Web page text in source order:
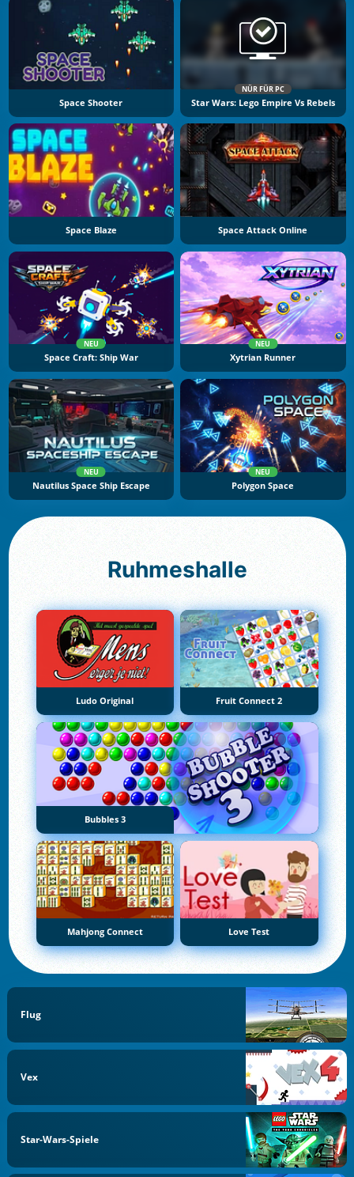
Space Shooter
NÜR FÜR PC
Star Wars: Lego Empire Vs Rebels
Space Blaze Space Attack Online
NEU
Space Craft: Ship War
NEU
Xytrian Runner
NEU
Nautilus Space Ship Escape
NEU
Polygon Space
Ruhmeshalle
Ludo Original Fruit Connect 2
Bubbles 3
Mahjong Connect Love Test
Flug
Vex
Star-Wars-Spiele